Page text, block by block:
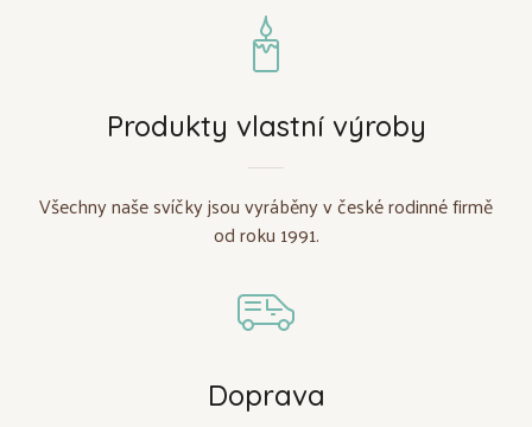
Produkty vlastní výroby
Všechny naše svíčky jsou vyráběny v české rodinné firmě
od roku 1991.
Doprava